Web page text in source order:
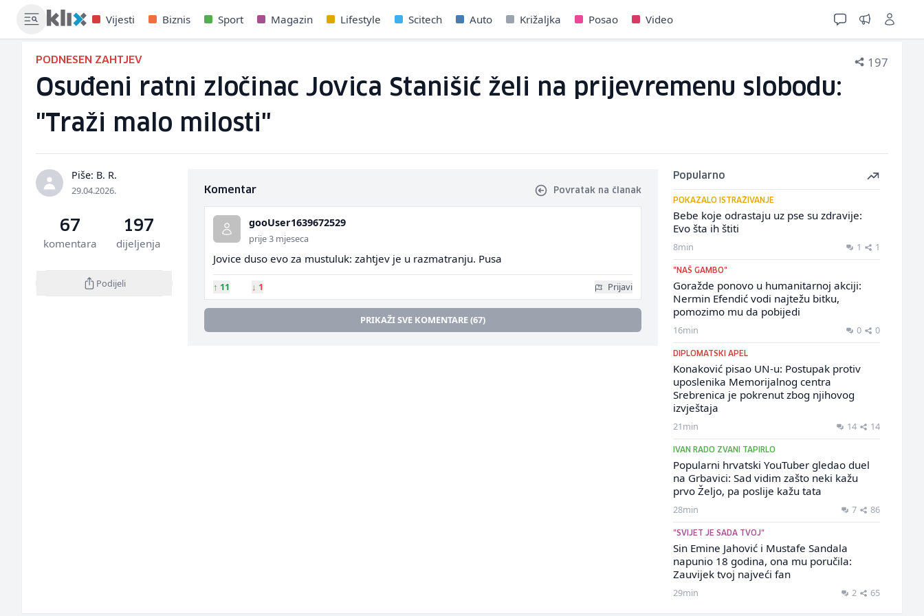
Vijesti Biznis Sport Magazin Lifestyle Scitech Auto Križaljka Posao Video
PODNESEN ZAHTJEV 197
Osuđeni ratni zločinac Jovica Stanišić želi na prijevremenu slobodu:
"Traži malo milosti"
Piše: B. R.
29.04.2026.
67
komentara
197
dijeljenja
Podijeli
Komentar Povratak na članak
gooUser1639672529
prije 3 mjeseca
Jovice duso evo za mustuluk: zahtjev je u razmatranju. Pusa
↑ 11 ↓ 1 Prijavi
PRIKAŽI SVE KOMENTARE (67)
Popularno
POKAZALO ISTRAŽIVANJE
Bebe koje odrastaju uz pse su zdravije:
Evo šta ih štiti
8min 1 1
"NAŠ GAMBO"
Goražde ponovo u humanitarnoj akciji:
Nermin Efendić vodi najtežu bitku,
pomozimo mu da pobijedi
16min 0 0
DIPLOMATSKI APEL
Konaković pisao UN-u: Postupak protiv
uposlenika Memorijalnog centra
Srebrenica je pokrenut zbog njihovog
izvještaja
21min 14 14
IVAN RADO ZVANI TAPIRLO
Popularni hrvatski YouTuber gledao duel
na Grbavici: Sad vidim zašto neki kažu
prvo Željo, pa poslije kažu tata
28min 7 86
"SVIJET JE SADA TVOJ"
Sin Emine Jahović i Mustafe Sandala
napunio 18 godina, ona mu poručila:
Zauvijek tvoj najveći fan
29min 2 65